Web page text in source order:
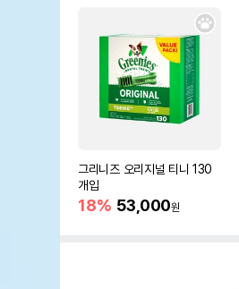
그리니즈 오리지널 티니 130
개입
18% 53,000원